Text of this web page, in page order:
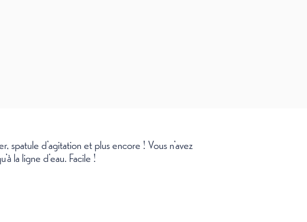
d’agitation et plus encore ! Vous n’avez
la ligne d’eau. Facile !